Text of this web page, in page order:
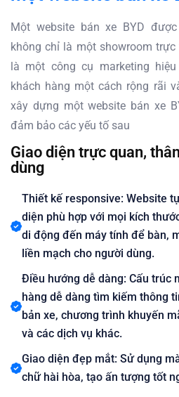
Một website bán xe BYD
không chỉ là một showroom
là một công cụ marketing
khách hàng một cách rộng rãi
xây dựng một website bán xe
đảm bảo các yếu tố sau
Giao diện trực quan,
dùng
Thiết kế responsive: Website
diện phù hợp với mọi kích
di động đến máy tính để bàn,
liền mạch cho người dùng.
Điều hướng dễ dàng: Cấu trúc
hàng dễ dàng tìm kiếm thông
bản xe, chương trình khuyến
và các dịch vụ khác.
Giao diện đẹp mắt: Sử dụng
chữ hài hòa, tạo ấn tượng tốt